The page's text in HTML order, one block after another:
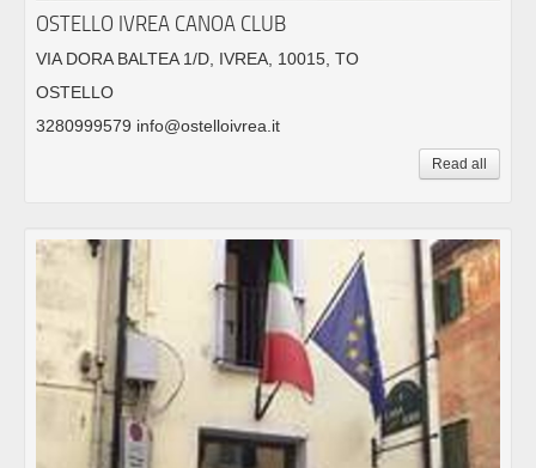
OSTELLO IVREA CANOA CLUB
VIA DORA BALTEA 1/D, IVREA, 10015, TO
OSTELLO
3280999579 info@ostelloivrea.it
Read all